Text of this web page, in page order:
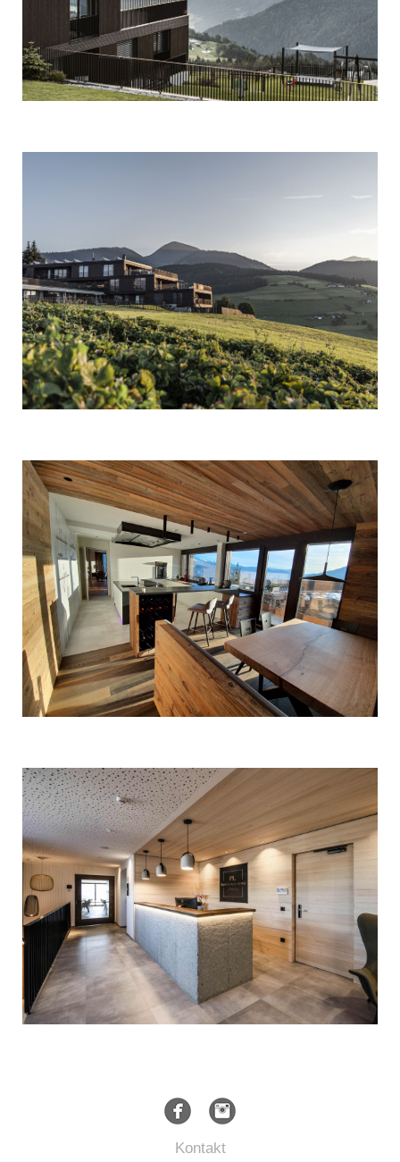
Kontakt